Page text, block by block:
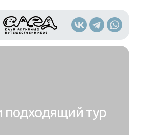
подходящий тур